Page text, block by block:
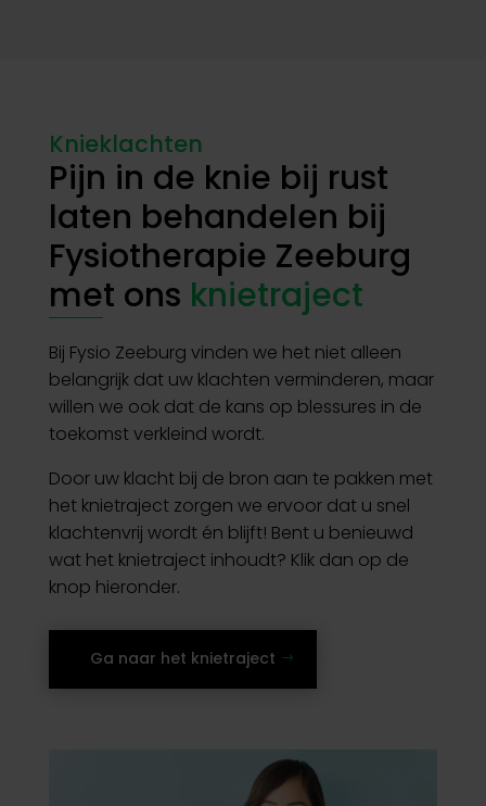
Knieklachten
Pijn in de knie bij rust
laten behandelen bij
Fysiotherapie Zeeburg
met ons knietraject
Bij Fysio Zeeburg vinden we het niet alleen
belangrijk dat uw klachten verminderen, maar
willen we ook dat de kans op blessures in de
toekomst verkleind wordt.
Door uw klacht bij de bron aan te pakken met
het knietraject zorgen we ervoor dat u snel
klachtenvrij wordt én blijft! Bent u benieuwd
wat het knietraject inhoudt? Klik dan op de
knop hieronder.
Ga naar het knietraject